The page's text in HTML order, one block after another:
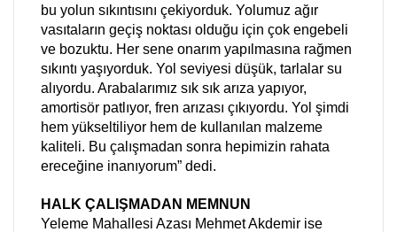
bu yolun sıkıntısını çekiyorduk. Yolumuz ağır
vasıtaların geçiş noktası olduğu için çok engebeli
ve bozuktu. Her sene onarım yapılmasına rağmen
sıkıntı yaşıyorduk. Yol seviyesi düşük, tarlalar su
alıyordu. Arabalarımız sık sık arıza yapıyor,
amortisör patlıyor, fren arızası çıkıyordu. Yol şimdi
hem yükseltiliyor hem de kullanılan malzeme
kaliteli. Bu çalışmadan sonra hepimizin rahata
ereceğine inanıyorum” dedi.
HALK ÇALIŞMADAN MEMNUN
Yeleme Mahallesi Azası Mehmet Akdemir ise